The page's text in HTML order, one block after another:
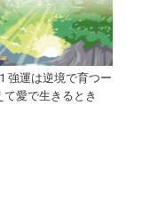
強運は逆境で育つー
て愛で生きるとき